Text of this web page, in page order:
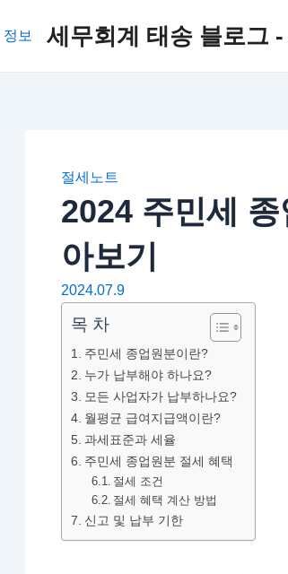
세무회계 태송 블로그
절세노트
2024 주민세
아보기
2024.07.9
목 차
주민세 종업원분이란?
누가 납부해야 하나요?
모든 사업자가 납부하나요?
월평균 급여지급액이란?
과세표준과 세율
주민세 종업원분 절세 혜택
절세 조건
절세 혜택 계산 방법
신고 및 납부 기한